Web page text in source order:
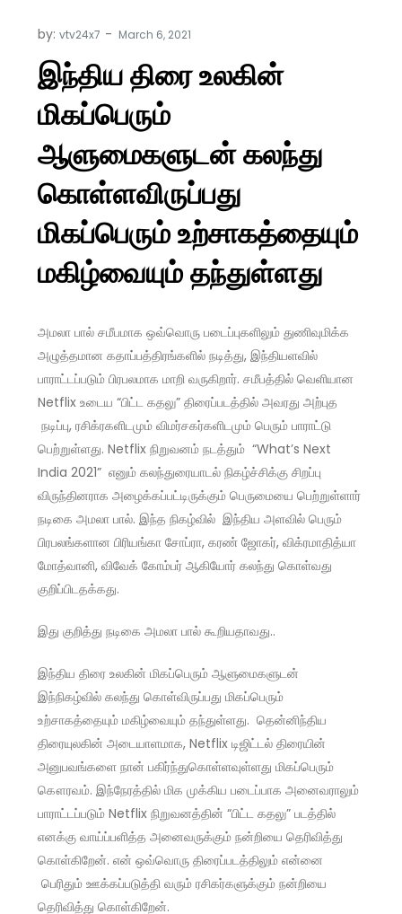
by:vtv24x7
இந்திய திரை உலகின்
மிகப்பெரும்
ஆளுமைகளுடன் கலந்து
கொள்ளவிருப்பது
மிகப்பெரும் உற்சாகத்தையும்
மகிழ்வையும் தந்துள்ளது
அமலா பால் சமீபமாக ஒவ்வொரு படைப்புகளிலும் துணிவுமிக்க
அழுத்தமான கதாப்பத்திரங்களில் நடித்து, இந்தியளவில்
பாராட்டப்படும் பிரபலமாக மாறி வருகிறார். சமீபத்தில் வெளியான
Netflix உடைய “பிட்ட கதலு” திரைப்படத்தில் அவரது அற்புத
நடிப்பு, ரசிக்ரகளிடமும் விமர்சகர்களிடமும் பெரும் பாராட்டு
பெற்றுள்ளது. Netflix நிறுவனம் நடத்தும் “What’s Next
India 2021” எனும் கலந்துரையாடல் நிகழ்ச்சிக்கு சிறப்பு
விருந்தினராக அழைக்கப்பட்டிருக்கும் பெருமையை பெற்றுள்ளார்
நடிகை அமலா பால். இந்த நிகழ்வில் இந்திய அளவில் பெரும்
பிரபலங்களான பிரியங்கா சோப்ரா, கரண் ஜோகர், விக்ரமாதித்யா
மோத்வானி, விவேக் கோம்பர் ஆகியோர் கலந்து கொள்வது
குறிப்பிடதக்கது.
இது குறித்து நடிகை அமலா பால் கூறியதாவது..
இந்திய திரை உலகின் மிகப்பெரும் ஆளுமைகளுடன்
இந்நிகழ்வில் கலந்து கொள்விருப்பது மிகப்பெரும்
உற்சாகத்தையும் மகிழ்வையும் தந்துள்ளது. தென்னிந்திய
திரையுலகின் அடையாளமாக, Netflix டிஜிட்டல் திரையின்
அனுபவங்களை நான் பகிர்ந்துகொள்ளவுள்ளது மிகப்பெரும்
கௌரவம். இந்நேரத்தில் மிக முக்கிய படைப்பாக அனைவராலும்
பாராட்டப்படும் Netflix நிறுவனத்தின் “பிட்ட கதலு” படத்தில்
எனக்கு வாய்ப்பளித்த அனைவருக்கும் நன்றியை தெரிவித்து
கொள்கிறேன். என் ஒவ்வொரு திரைப்படத்திலும் என்னை
பெரிதும் ஊக்கப்படுத்தி வரும் ரசிகர்களுக்கும் நன்றியை
தெரிவித்து கொள்கிறேன்.